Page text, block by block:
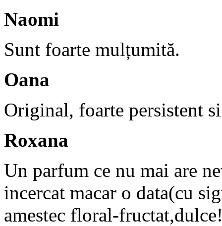
Naomi
Sunt foarte mulțumită.
Oana
Original, foarte persistent
Roxana
Un parfum ce nu mai are
incercat macar o data(cu
amestec floral-